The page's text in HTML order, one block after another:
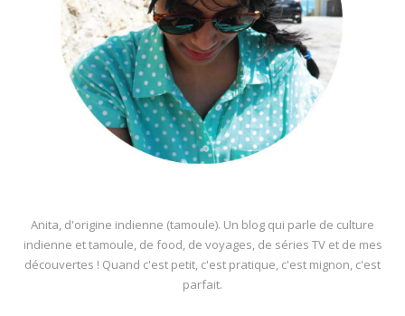
Anita, d'origine indienne (tamoule). Un blog qui parle de culture
indienne et tamoule, de food, de voyages, de séries TV et de mes
découvertes ! Quand c'est petit, c'est pratique, c'est mignon, c'est
parfait.